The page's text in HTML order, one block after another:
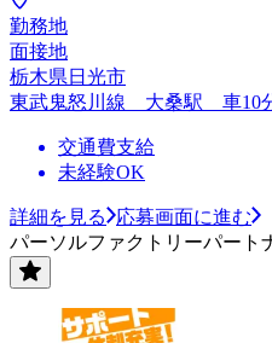
勤務地
面接地
栃木県日光市
東武鬼怒川線 大桑駅 車10
交通費支給
未経験OK
詳細を見る
応募画面に進む
パーソルファクトリーパート